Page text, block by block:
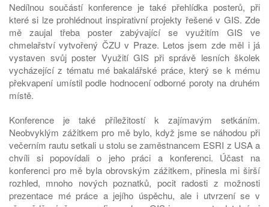
Nedílnou součástí konference je také přehlídka posterů, při
které si lze prohlédnout inspirativní projekty řešené v GIS. Zde
mě zaujal třeba poster zabývající se využitím GIS ve
chmelařství vytvořený ČZU v Praze. Letos jsem zde měl i já
vystaven svůj poster Využití GIS při správě lesních školek
vycházející z tématu mé bakalářské práce, který se k mému
překvapení umístil podle hodnocení odborné poroty na druhém
místě.
Konference je také příležitostí k zajímavým setkáním.
Neobvyklým zážitkem pro mě bylo, když jsme se náhodou při
večerním rautu setkali u stolu se zaměstnancem ESRI z USA a
chvíli si popovídali o jeho práci a konferenci. Účast na
konferenci pro mě byla obrovským zážitkem, přinesla mi širší
rozhled, mnoho nových poznatků, pocit radosti z možnosti
prezentace mé práce a jejího úspěchu, ale i utvrzení se v